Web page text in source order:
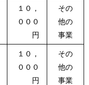
１０，
０００
円
その
他の
事業
１０，
０００
円
その
他の
事業